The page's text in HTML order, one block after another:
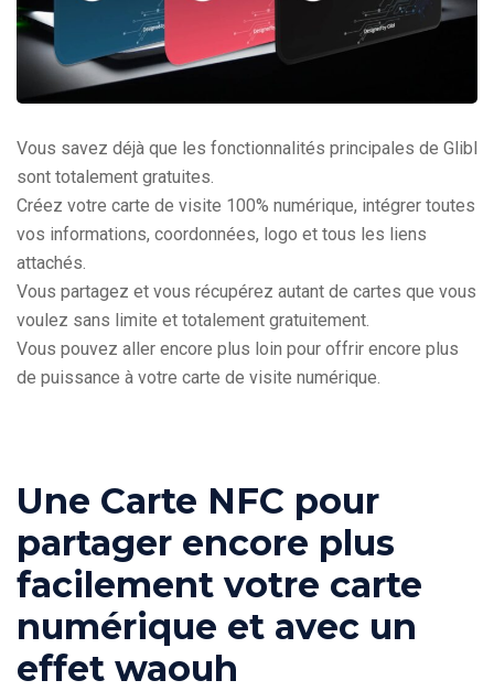
Vous savez déjà que les fonctionnalités principales de Glibl
sont totalement gratuites.
Créez votre carte de visite 100% numérique, intégrer toutes
vos informations, coordonnées, logo et tous les liens
attachés.
Vous partagez et vous récupérez autant de cartes que vous
voulez sans limite et totalement gratuitement.
Vous pouvez aller encore plus loin pour offrir encore plus
de puissance à votre carte de visite numérique.
Une Carte NFC pour
partager encore plus
facilement votre carte
numérique et avec un
effet waouh